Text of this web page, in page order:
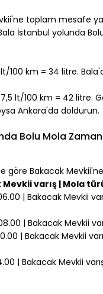
toplam mesafe
İstanbul yolunda
100 km = 34 litre.
lt/100 km = 42 litre.
Ankara'da doldurun.
Bolu Mola
göre Bakacak
Mevkii varış | Mola
| Bakacak Mevkii
| Bakacak Mevkii
| Bakacak Mevkii
| Bakacak Mevkii